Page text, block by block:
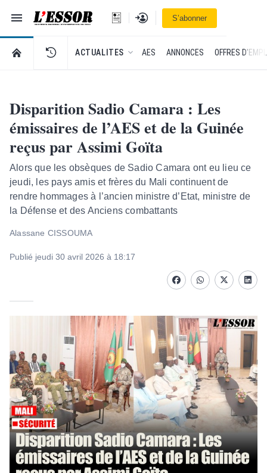
Navigation
L'Essor - retour à la une
Se connecterS’abonner
RETOUR À LA PAGE D’ACCUEIL DE L'ESSOR
ACTUALITES AES ANNONCES OFFRES
Disparition Sadio Camara : Les
émissaires de l’AES et de la Guinée
reçus par Assimi Goïta
Alors que les obsèques de Sadio Camara ont eu lieu ce
jeudi, les pays amis et frères du Mali continuent de
rendre hommages à l’ancien ministre d’Etat, ministre de
la Défense et des Anciens combattants
Alassane CISSOUMA
Publié jeudi 30 avril 2026 à 18:17
FacebookwhatsappTwitter